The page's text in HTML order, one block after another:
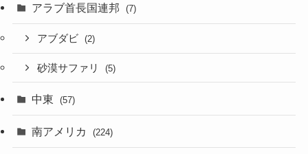
アラブ首長国連邦 (7)
アブダビ (2)
砂漠サファリ (5)
中東 (57)
南アメリカ (224)